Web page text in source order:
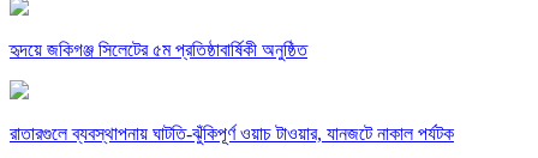
হৃদয়ে জকিগঞ্জ সিলেটের ৫ম প্রতিষ্ঠাবার্ষিকী অনুষ্ঠিত
রাতারগুলে ব্যবস্থাপনায় ঘাটতি-ঝুঁকিপূর্ণ ওয়াচ টাওয়ার, যানজটে নাকাল পর্যটক